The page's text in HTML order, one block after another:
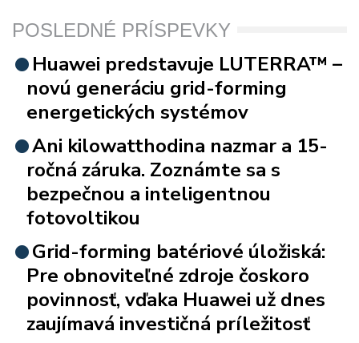
POSLEDNÉ PRÍSPEVKY
Huawei predstavuje LUTERRA™ –
novú generáciu grid-forming
energetických systémov
Ani kilowatthodina nazmar a 15-
ročná záruka. Zoznámte sa s
bezpečnou a inteligentnou
fotovoltikou
Grid-forming batériové úložiská:
Pre obnoviteľné zdroje čoskoro
povinnosť, vďaka Huawei už dnes
zaujímavá investičná príležitosť